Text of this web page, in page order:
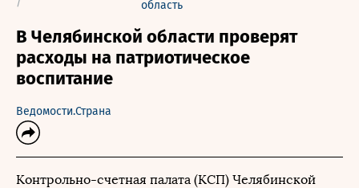
область
В Челябинской области проверят
расходы на патриотическое
воспитание
Ведомости.Страна
Контрольно-счетная палата (КСП) Челябинской